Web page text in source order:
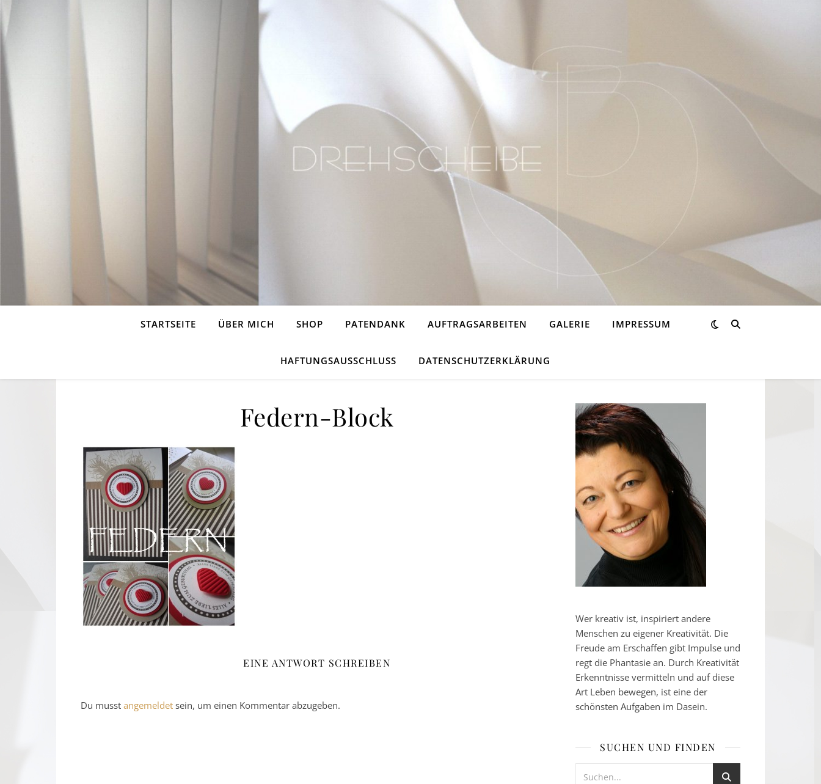
STARTSEITE ÜBER MICH SHOP PATENDANK AUFTRAGSARBEITEN GALERIE IMPRESSUM
HAFTUNGSAUSSCHLUSS DATENSCHUTZERKLÄRUNG
Federn-Block
EINE ANTWORT SCHREIBEN
Du musst angemeldet sein, um einen Kommentar abzugeben.
Wer kreativ ist, inspiriert andere
Menschen zu eigener Kreativität. Die
Freude am Erschaffen gibt Impulse und
regt die Phantasie an. Durch Kreativität
Erkenntnisse vermitteln und auf diese
Art Leben bewegen, ist eine der
schönsten Aufgaben im Dasein.
SUCHEN UND FINDEN